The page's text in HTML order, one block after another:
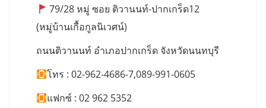
79/28 หมู่ ซอย ติวานนท์-ปากเกร็ด12
(หมู่บ้านเกื้อกูลนิเวศน์)
ถนนติวานนท์ อำเภอปากเกร็ด จังหวัดนนทบุรี
โทร : 02-962-4686-7,089-991-0605
แฟกซ์ : 02 962 5352